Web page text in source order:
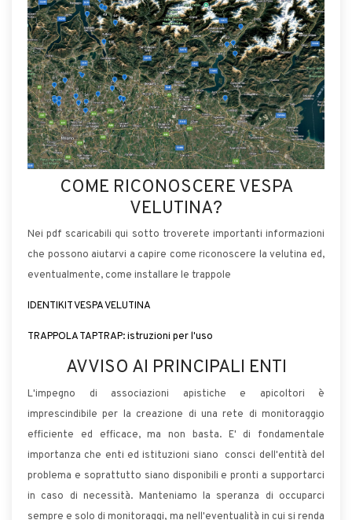
COME RICONOSCERE VESPA
VELUTINA?
Nei pdf scaricabili qui sotto troverete importanti informazioni
che possono aiutarvi a capire come riconoscere la velutina ed,
eventualmente, come installare le trappole
IDENTIKIT VESPA VELUTINA
TRAPPOLA TAPTRAP: istruzioni per l'uso
AVVISO AI PRINCIPALI ENTI
L'impegno di associazioni apistiche e apicoltori è
imprescindibile per la creazione di una rete di monitoraggio
efficiente ed efficace, ma non basta. E' di fondamentale
importanza che enti ed istituzioni siano consci dell'entità del
problema e soprattutto siano disponibili e pronti a supportarci
in caso di necessità. Manteniamo la speranza di occuparci
sempre e solo di monitoraggi, ma nell'eventualità in cui si renda